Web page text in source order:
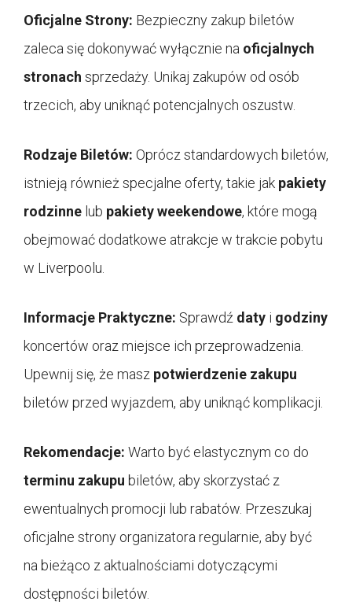
Oficjalne Strony: Bezpieczny zakup biletów
zaleca się dokonywać wyłącznie na oficjalnych
stronach sprzedaży. Unikaj zakupów od osób
trzecich, aby uniknąć potencjalnych oszustw.
Rodzaje Biletów: Oprócz standardowych biletów,
istnieją również specjalne oferty, takie jak pakiety
rodzinne lub pakiety weekendowe, które mogą
obejmować dodatkowe atrakcje w trakcie pobytu
w Liverpoolu.
Informacje Praktyczne: Sprawdź daty i godziny
koncertów oraz miejsce ich przeprowadzenia.
Upewnij się, że masz potwierdzenie zakupu
biletów przed wyjazdem, aby uniknąć komplikacji.
Rekomendacje: Warto być elastycznym co do
terminu zakupu biletów, aby skorzystać z
ewentualnych promocji lub rabatów. Przeszukaj
oficjalne strony organizatora regularnie, aby być
na bieżąco z aktualnościami dotyczącymi
dostępności biletów.